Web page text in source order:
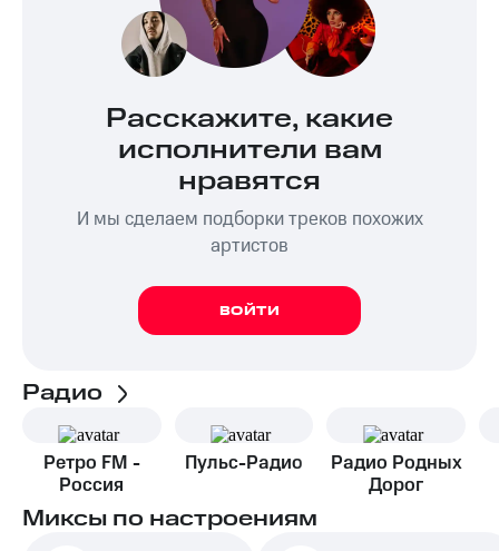
Расскажите, какие
исполнители вам
нравятся
И мы сделаем подборки треков похожих
артистов
ВОЙТИ
Радио
Ретро FM -
Россия
Пульс-Радио
Радио Родных
Дорог
Миксы по настроениям